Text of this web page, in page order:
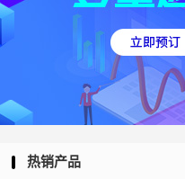
热销产品